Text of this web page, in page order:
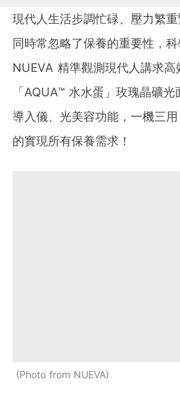
現代人生活步調忙碌、壓力繁
同時常忽略了保養的重要性，
NUEVA 精準觀測現代人講求高
「AQUA™ 水水蛋」玫瑰晶礦光
導入儀、光美容功能，一機三
的實現所有保養需求！
Photo from NUEVA